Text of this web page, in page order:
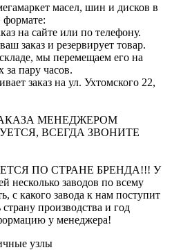
масел, шин и дисков в
на сайте или по телефону.
заказ и резервирует товар.
мы перемещаем его на
пару часов.
заказ на ул. Ухтомского 22,
МЕНЕДЖЕРОМ
ВСЕГДА ЗВОНИТЕ
ПО СТРАНЕ БРЕНДА!!! У
несколько заводов по всему
с какого завода к нам поступит
производства и год
у менеджера!
узлы